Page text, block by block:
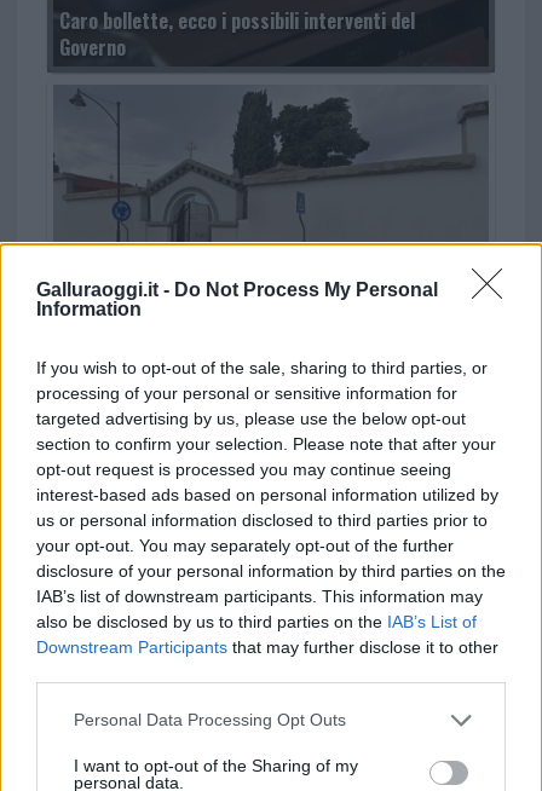
Galluraoggi.it - Do Not Process My Personal
Information
If you wish to opt-out of the sale, sharing to third parties, or
processing of your personal or sensitive information for
targeted advertising by us, please use the below opt-out
section to confirm your selection. Please note that after your
opt-out request is processed you may continue seeing
interest-based ads based on personal information utilized by
us or personal information disclosed to third parties prior to
your opt-out. You may separately opt-out of the further
disclosure of your personal information by third parties on the
IAB’s list of downstream participants. This information may
also be disclosed by us to third parties on the IAB’s List of
Downstream Participants that may further disclose it to other
Please note that this website/app uses one or more Google
not limited to your visit or usage behaviour. You may click to
Personal Data Processing Opt Outs
I want to opt-out of the Sharing of my
personal data.
Caro bollette, ecco i possibili interventi del
Governo
Il pellegrinaggio alle tombe dei defunti
Lutto a Olbia per morte di Paola, scomparsa a soli
53 anni